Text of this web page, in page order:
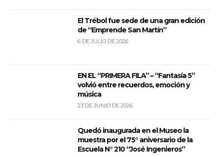
El Trébol fue sede de una gran edición
de “Emprende San Martín”
6 DE JULIO DE 2026
EN EL “PRIMERA FILA” – “Fantasía 5”
volvió entre recuerdos, emoción y
música
23 DE JUNIO DE 2026
Quedó inaugurada en el Museo la
muestra por el 75° aniversario de la
Escuela N° 210 “José Ingenieros”